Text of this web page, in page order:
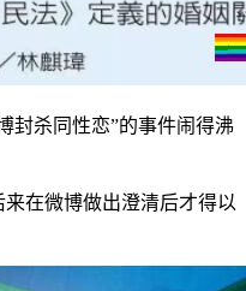
封杀同性恋”的事件闹得沸
在微博做出澄清后才得以